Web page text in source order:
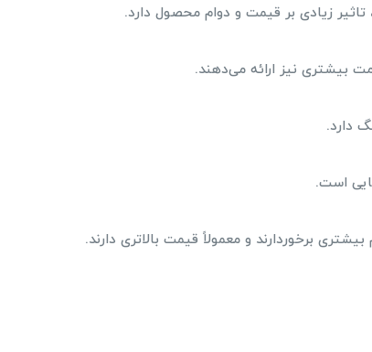
تاثیر زیادی بر قیمت و دوام محصول دارد.
بیشتری نیز ارائه می‌دهند.
دارد.
است.
برخوردارند و معمولاً قیمت بالاتری دارند.